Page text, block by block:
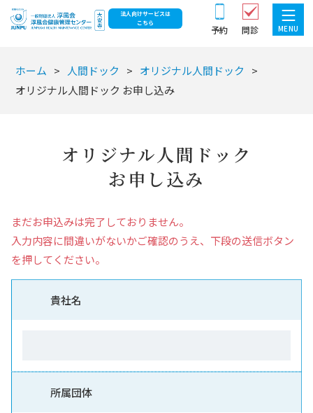
法人向けサービスは
こちら
予約 問診 MENU
ホーム 人間ドック
オリジナル人間ドック
オリジナル人間ドック お申し込み
オリジナル人間ドック
お申し込み
まだお申込みは完了しておりません。
入力内容に間違いがないかご確認のうえ、下段の送信ボタン
を押してください。
貴社名
所属団体